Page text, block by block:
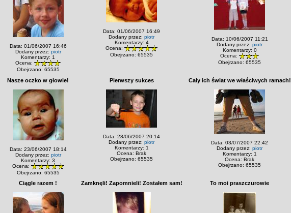
Data: 01/06/2007 16:46
Dodany przez: piotr
Komentarzy: 1
Ocena:
Obejrzano: 65535
Data: 01/06/2007 16:49
Dodany przez: piotr
Komentarzy: 4
Ocena:
Obejrzano: 65535
Data: 10/06/2007 11:21
Dodany przez: piotr
Komentarzy: 0
Ocena:
Obejrzano: 65535
Nasze oczko w głowie!
Data: 23/06/2007 18:14
Dodany przez: piotr
Komentarzy: 3
Ocena:
Obejrzano: 65535
Pierwszy sukces
Data: 28/06/2007 20:14
Dodany przez: piotr
Komentarzy: 1
Ocena: Brak
Obejrzano: 65535
Cały ich świat we właściwych ramach!
Data: 03/07/2007 22:42
Dodany przez: piotr
Komentarzy: 1
Ocena: Brak
Obejrzano: 65535
Ciągle razem ! Zamknęli! Zapomnieli! Zostałem sam! To moi praszczurowie